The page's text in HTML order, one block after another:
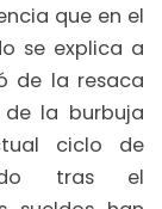
que en el
se explica a
de la resaca
la burbuja
ciclo de
tras el